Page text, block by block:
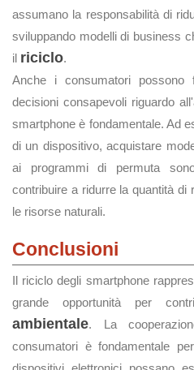
assumano la responsabilità di
sviluppando modelli di business
il riciclo.
Anche i consumatori possono
decisioni consapevoli riguardo
smartphone è fondamentale. Ad
di un dispositivo, acquistare
ai programmi di permuta
contribuire a ridurre la quantità di
le risorse naturali.
Conclusioni
Il riciclo degli smartphone
grande opportunità per
ambientale. La
consumatori è fondamentale